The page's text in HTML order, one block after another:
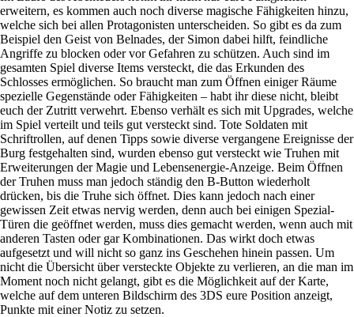
erweitern, es kommen auch noch diverse magische Fähigkeiten hinzu,
welche sich bei allen Protagonisten unterscheiden. So gibt es da zum
Beispiel den Geist von Belnades, der Simon dabei hilft, feindliche
Angriffe zu blocken oder vor Gefahren zu schützen. Auch sind im
gesamten Spiel diverse Items versteckt, die das Erkunden des
Schlosses ermöglichen. So braucht man zum Öffnen einiger Räume
spezielle Gegenstände oder Fähigkeiten – habt ihr diese nicht, bleibt
euch der Zutritt verwehrt. Ebenso verhält es sich mit Upgrades, welche
im Spiel verteilt und teils gut versteckt sind. Tote Soldaten mit
Schriftrollen, auf denen Tipps sowie diverse vergangene Ereignisse der
Burg festgehalten sind, wurden ebenso gut versteckt wie Truhen mit
Erweiterungen der Magie und Lebensenergie-Anzeige. Beim Öffnen
der Truhen muss man jedoch ständig den B-Button wiederholt
drücken, bis die Truhe sich öffnet. Dies kann jedoch nach einer
gewissen Zeit etwas nervig werden, denn auch bei einigen Spezial-
Türen die geöffnet werden, muss dies gemacht werden, wenn auch mit
anderen Tasten oder gar Kombinationen. Das wirkt doch etwas
aufgesetzt und will nicht so ganz ins Geschehen hinein passen. Um
nicht die Übersicht über versteckte Objekte zu verlieren, an die man im
Moment noch nicht gelangt, gibt es die Möglichkeit auf der Karte,
welche auf dem unteren Bildschirm des 3DS eure Position anzeigt,
Punkte mit einer Notiz zu setzen.